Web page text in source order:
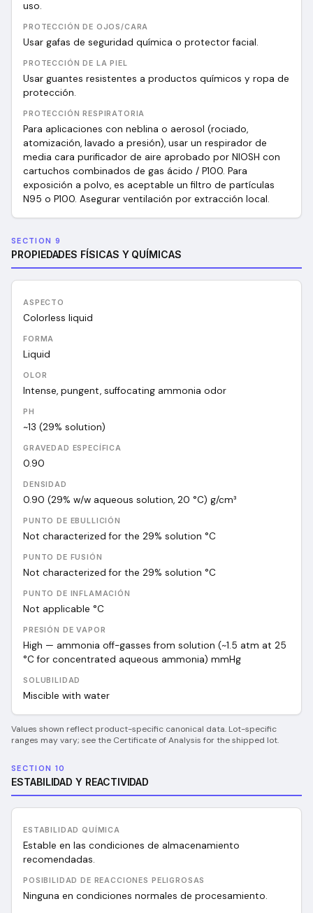
uso.
PROTECCIÓN DE OJOS/CARA
Usar gafas de seguridad química o protector facial.
PROTECCIÓN DE LA PIEL
Usar guantes resistentes a productos químicos y ropa de
protección.
PROTECCIÓN RESPIRATORIA
Para aplicaciones con neblina o aerosol (rociado,
atomización, lavado a presión), usar un respirador de
media cara purificador de aire aprobado por NIOSH con
cartuchos combinados de gas ácido / P100. Para
exposición a polvo, es aceptable un filtro de partículas
N95 o P100. Asegurar ventilación por extracción local.
SECTION 9
PROPIEDADES FÍSICAS Y QUÍMICAS
ASPECTO
Colorless liquid
FORMA
Liquid
OLOR
Intense, pungent, suffocating ammonia odor
PH
~13 (29% solution)
GRAVEDAD ESPECÍFICA
0.90
DENSIDAD
0.90 (29% w/w aqueous solution, 20 °C) g/cm³
PUNTO DE EBULLICIÓN
Not characterized for the 29% solution °C
PUNTO DE FUSIÓN
Not characterized for the 29% solution °C
PUNTO DE INFLAMACIÓN
Not applicable °C
PRESIÓN DE VAPOR
High — ammonia off-gasses from solution (~1.5 atm at 25
°C for concentrated aqueous ammonia) mmHg
SOLUBILIDAD
Miscible with water
Values shown reflect product-specific canonical data. Lot-specific
ranges may vary; see the Certificate of Analysis for the shipped lot.
SECTION 10
ESTABILIDAD Y REACTIVIDAD
ESTABILIDAD QUÍMICA
Estable en las condiciones de almacenamiento
recomendadas.
POSIBILIDAD DE REACCIONES PELIGROSAS
Ninguna en condiciones normales de procesamiento.